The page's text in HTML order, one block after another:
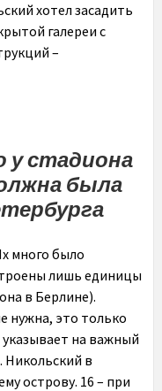
хотел засадить
галереи с
–
у стадиона
была
много было
лишь единицы
в Берлине).
нужна, это только
на важный
Никольский в
острову. 16 – при